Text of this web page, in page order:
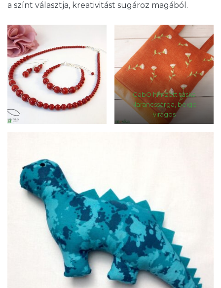
a színt választja, kreativitást sugároz magából.
GabO hímzett táska
Narancssárga, beige
virágos